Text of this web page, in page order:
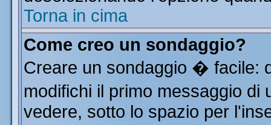
Torna in cima
Come creo un sondaggio?
Creare un sondaggio � facile:
modifichi il primo messaggio
vedere, sotto lo spazio per